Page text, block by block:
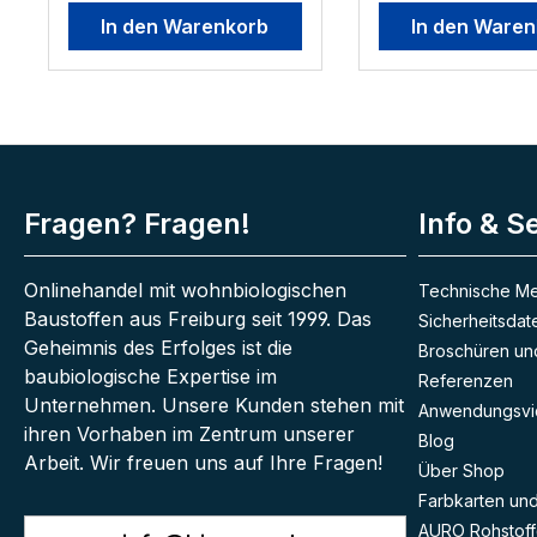
komplett montierten
Stielhalter, der sie flexibel
einsatzfähig macht. Die
zum Auftragen von
geeignet.
In den Warenkorb
Schleifmaschinen
Da kommt unsere
Spiel um auch
Optimal ist hier ein
In den
Fragen? Fragen!
Onlinehandel mit wohnbiologischen
Baustoffen aus Freiburg seit 1999. Das
Geheimnis des Erfolges ist die
baubiologische Expertise im
Unternehmen. Unsere Kunden stehen mit
ihren Vorhaben im Zentrum unserer
Arbeit. Wir freuen uns auf Ihre Fragen!
Info &
Technische
Broschüren
Referenzen
Blog
Über Shop
Farbkarten
AURO